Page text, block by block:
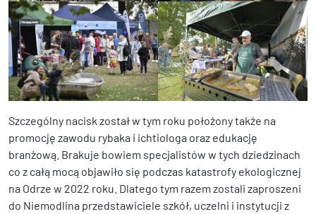
Szczególny nacisk został w tym roku położony także na
promocję zawodu rybaka i ichtiologa oraz edukację
branżową. Brakuje bowiem specjalistów w tych dziedzinach
co z całą mocą objawiło się podczas katastrofy ekologicznej
na Odrze w 2022 roku. Dlatego tym razem zostali zaproszeni
do Niemodlina przedstawiciele szkół, uczelni i instytucji z